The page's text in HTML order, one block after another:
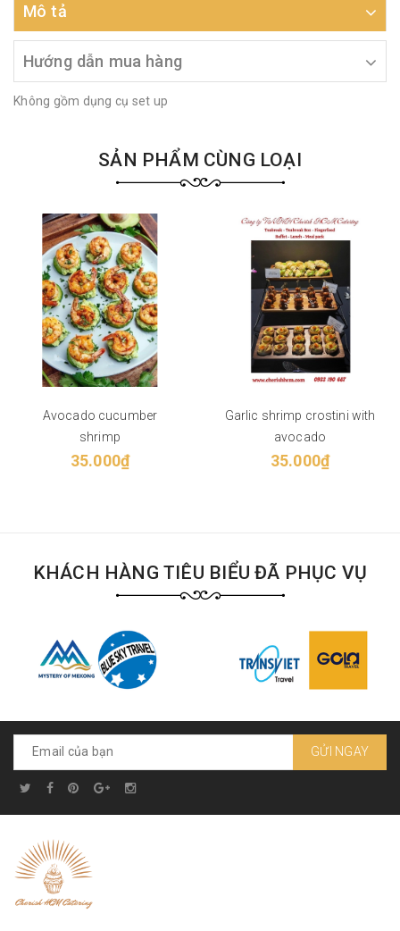
Mô tả
Hướng dẫn mua hàng
Không gồm dụng cụ set up
SẢN PHẨM CÙNG LOẠI
Avocado cucumber
shrimp
35.000₫
Garlic shrimp crostini with
avocado
35.000₫
KHÁCH HÀNG TIÊU BIỂU ĐÃ PHỤC VỤ
GỬI NGAY